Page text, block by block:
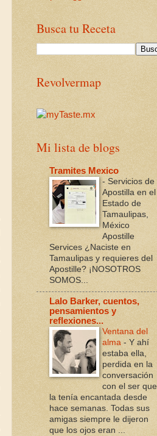
Busca tu Receta
Revolvermap
Mi lista de blogs
Tramites Mexico
- Servicios de
Apostilla en el
Estado de
Tamaulipas,
México
Apostille
Services ¿Naciste en
Tamaulipas y requieres del
Apostille? ¡NOSOTROS
SOMOS...
Lalo Barker, cuentos,
pensamientos y
reflexiones...
Ventana del
alma - Y ahí
estaba ella,
perdida en la
conversación
con el ser que
la tenía encantada desde
hace semanas. Todas sus
amigas siempre le dijeron
que los ojos eran ...